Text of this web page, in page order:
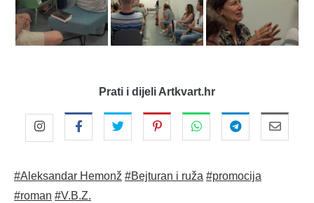
Prati i dijeli Artkvart.hr
#Aleksandar Hemonž #Bejturan i ruža #promocija
#roman #V.B.Z.